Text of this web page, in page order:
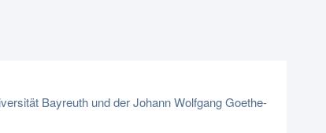
Bayreuth und der Johann Wolfgang Goethe-